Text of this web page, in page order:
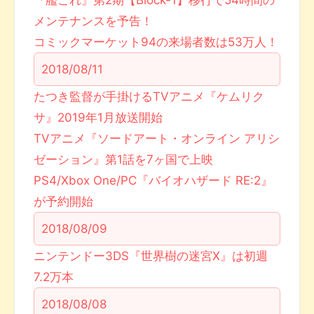
メンテナンスを予告！
コミックマーケット94の来場者数は53万人！
2018/08/11
たつき監督が手掛けるTVアニメ『ケムリク
サ』2019年1月放送開始
TVアニメ『ソードアート・オンライン アリシ
ゼーション』第1話を7ヶ国で上映
PS4/Xbox One/PC『バイオハザード RE:2』
が予約開始
2018/08/09
ニンテンドー3DS『世界樹の迷宮X』は初週
7.2万本
2018/08/08